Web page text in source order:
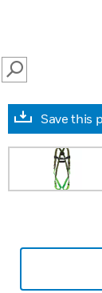
SEARCH
Save this